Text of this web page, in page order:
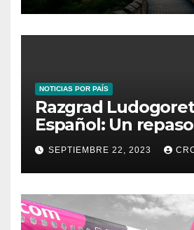
NOTICIAS POR PAÍS
Razgrad
Español: Un
temporada y
SEPTIEMBRE 22, 2023